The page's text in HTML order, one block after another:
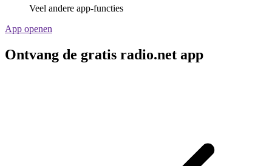
Veel andere app-functies
App openen
Ontvang de gratis radio.net app